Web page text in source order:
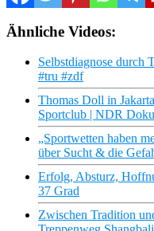
Ähnliche Videos:
Selbstdiagnose durch
#tru #zdf
Thomas Doll in
Sportclub | NDR Doku
„Sportwetten haben
über Sucht & die
Erfolg, Absturz,
37 Grad
Zwischen Tradition